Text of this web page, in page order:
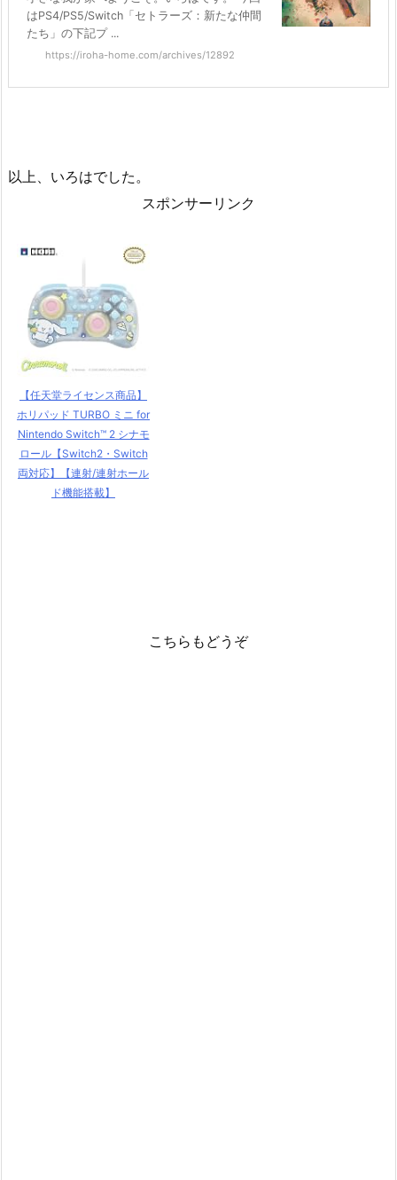
はPS4/PS5/Switch「セトラーズ：新たな仲間
たち」の下記プ ...
https://iroha-home.com/archives/12892
以上、いろはでした。
スポンサーリンク
【任天堂ライセンス商品】
ホリパッド TURBO ミニ for
Nintendo Switch™ 2 シナモ
ロール【Switch2・Switch
両対応】【連射/連射ホール
ド機能搭載】
こちらもどうぞ